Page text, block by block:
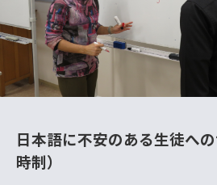
日本語に不安のある生徒へ
時制）